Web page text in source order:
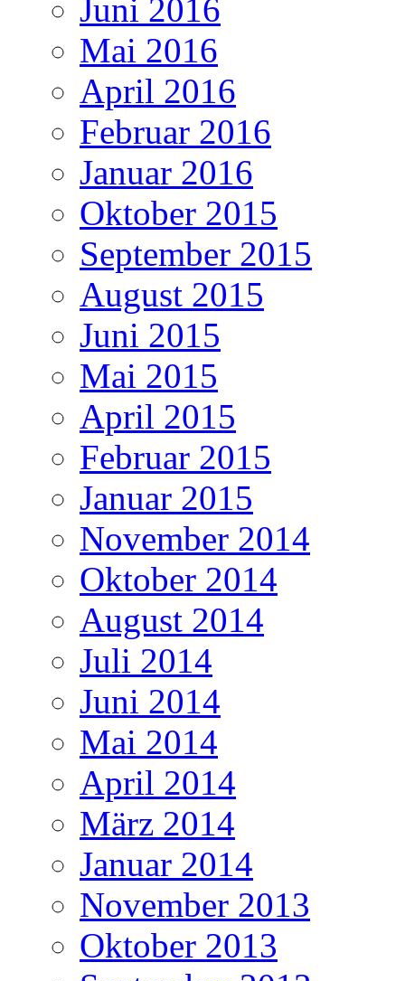
Juni 2016
Mai 2016
April 2016
Februar 2016
Januar 2016
Oktober 2015
September 2015
August 2015
Juni 2015
Mai 2015
April 2015
Februar 2015
Januar 2015
November 2014
Oktober 2014
August 2014
Juli 2014
Juni 2014
Mai 2014
April 2014
März 2014
Januar 2014
November 2013
Oktober 2013